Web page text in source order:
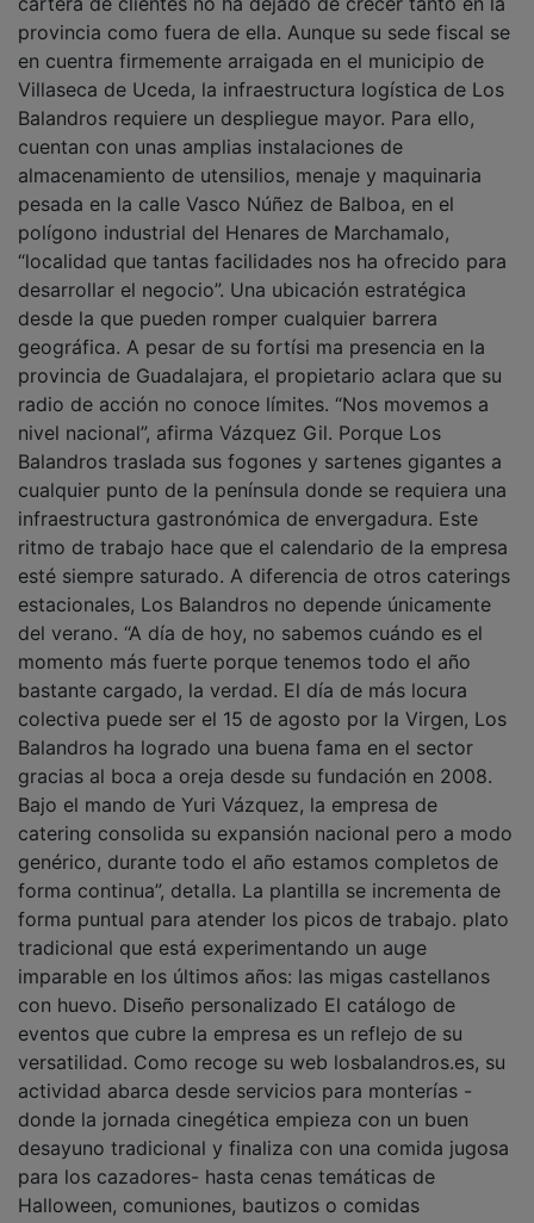
provincia como fuera de ella. Aunque su sede fiscal se
en cuentra firmemente arraigada en el municipio de
Villaseca de Uceda, la infraestructura logística de Los
Balandros requiere un despliegue mayor. Para ello,
cuentan con unas amplias instalaciones de
almacenamiento de utensilios, menaje y maquinaria
pesada en la calle Vasco Núñez de Balboa, en el
polígono industrial del Henares de Marchamalo,
“localidad que tantas facilidades nos ha ofrecido para
desarrollar el negocio”. Una ubicación estratégica
desde la que pueden romper cualquier barrera
geográfica. A pesar de su fortísi ma presencia en la
provincia de Guadalajara, el propietario aclara que su
radio de acción no conoce límites. “Nos movemos a
nivel nacional”, afirma Vázquez Gil. Porque Los
Balandros traslada sus fogones y sartenes gigantes a
cualquier punto de la península donde se requiera una
infraestructura gastronómica de envergadura. Este
ritmo de trabajo hace que el calendario de la empresa
esté siempre saturado. A diferencia de otros caterings
estacionales, Los Balandros no depende únicamente
del verano. “A día de hoy, no sabemos cuándo es el
momento más fuerte porque tenemos todo el año
bastante cargado, la verdad. El día de más locura
colectiva puede ser el 15 de agosto por la Virgen, Los
Balandros ha logrado una buena fama en el sector
gracias al boca a oreja desde su fundación en 2008.
Bajo el mando de Yuri Vázquez, la empresa de
catering consolida su expansión nacional pero a modo
genérico, durante todo el año estamos completos de
forma continua”, detalla. La plantilla se incrementa de
forma puntual para atender los picos de trabajo. plato
tradicional que está experimentando un auge
imparable en los últimos años: las migas castellanos
con huevo. Diseño personalizado El catálogo de
eventos que cubre la empresa es un reflejo de su
versatilidad. Como recoge su web losbalandros.es, su
actividad abarca desde servicios para monterías -
donde la jornada cinegética empieza con un buen
desayuno tradicional y finaliza con una comida jugosa
para los cazadores- hasta cenas temáticas de
Halloween, comuniones, bautizos o comidas
populares. Precisamente, es en el sector de las fiestas